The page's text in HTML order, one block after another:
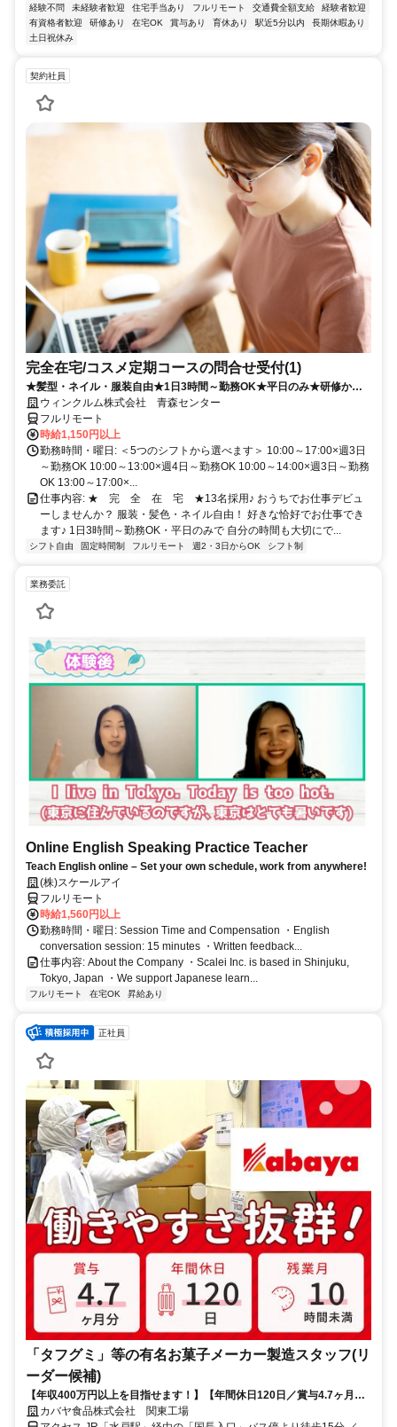
経験不問
未経験者歓迎 住宅手当あり フルリモート 交通費全額支給
経験者歓迎
有資格者歓迎
研修あり 在宅OK 賞与あり 育休あり 駅近5分以内
長期休暇あり
土日祝休み
契約社員
完全在宅/コスメ定期コースの問合せ受付(1)
★髪型・ネイル・服装自由★1日3時間～勤務OK★平日のみ★研修から
フルリモート！
ウィンクルム株式会社 青森センター
フルリモート
時給1,150円以上
勤務時間・曜日: ＜5つのシフトから選べます＞ 10:00～17:00×週3日
～勤務OK 10:00～13:00×週4日～勤務OK 10:00～14:00×週3日～勤務
OK 13:00～17:00×...
仕事内容: ★ 完 全 在 宅 ★13名採用♪ おうちでお仕事デビュ
ーしませんか？ 服装・髪色・ネイル自由！ 好きな恰好でお仕事でき
ます♪ 1日3時間～勤務OK・平日のみで 自分の時間も大切にで...
シフト自由 固定時間制 フルリモート 週2・3日からOK シフト制
業務委託
Online English Speaking Practice Teacher
Teach English online – Set your own schedule, work from anywhere!
(株)スケールアイ
フルリモート
時給1,560円以上
勤務時間・曜日: Session Time and Compensation ・English
conversation session: 15 minutes ・Written feedback...
仕事内容: About the Company ・Scalei Inc. is based in Shinjuku,
Tokyo, Japan ・We support Japanese learn...
フルリモート 在宅OK 昇給あり
正社員
「タフグミ」等の有名お菓子メーカー製造スタッフ(リ
ーダー候補)
【年収400万円以上を目指せます！】【年間休日120日／賞与4.7ヶ月／
残業少なめ】 今までの経験を活かしながらリーダー職を目指せるポジシ
カバヤ食品株式会社 関東工場